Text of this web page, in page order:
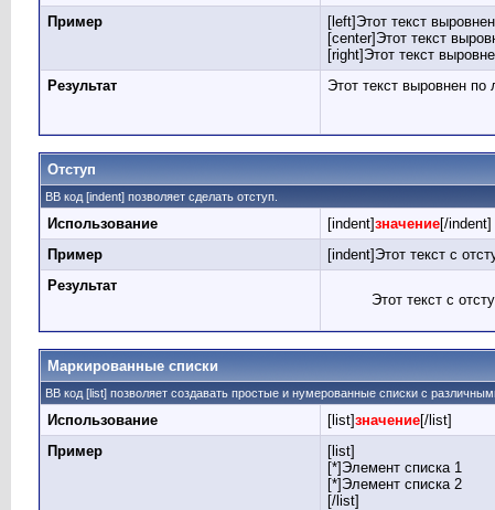
Пример
[left]Этот текст
[center]Этот текст
[right]Этот текст
Результат
Этот текст выровнен
Отступ
BB код [indent] позволяет сделать отступ.
Использование [indent]значение[/indent]
Пример
[indent]Этот текст с
Результат
Этот текст с
Маркированные списки
BB код [list] позволяет создавать простые и нумерованные списки с
Использование [list]значение[/list]
Пример
[list]
[*]Элемент списка 1
[*]Элемент списка 2
[/list]